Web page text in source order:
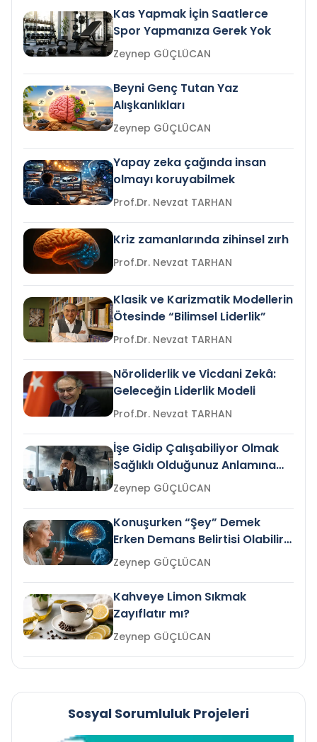
Kas Yapmak İçin Saatlerce
Spor Yapmanıza Gerek Yok
Zeynep GÜÇLÜCAN
Beyni Genç Tutan Yaz
Alışkanlıkları
Zeynep GÜÇLÜCAN
Yapay zeka çağında insan
olmayı koruyabilmek
Prof.Dr. Nevzat TARHAN
Kriz zamanlarında zihinsel zırh
Prof.Dr. Nevzat TARHAN
Klasik ve Karizmatik Modellerin
Ötesinde “Bilimsel Liderlik”
Prof.Dr. Nevzat TARHAN
Nöroliderlik ve Vicdani Zekâ:
Geleceğin Liderlik Modeli
Prof.Dr. Nevzat TARHAN
İşe Gidip Çalışabiliyor Olmak
Sağlıklı Olduğunuz Anlamına
Gelir mi?Zeynep GÜÇLÜCAN
Konuşurken “Şey” Demek
Erken Demans Belirtisi Olabilir
mi?
Zeynep GÜÇLÜCAN
Kahveye Limon Sıkmak
Zayıflatır mı?
Zeynep GÜÇLÜCAN
Sosyal Sorumluluk Projeleri